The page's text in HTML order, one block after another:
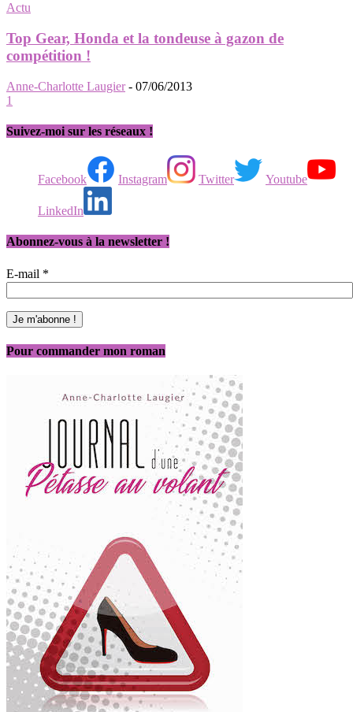
Actu
Top Gear, Honda et la tondeuse à gazon de
compétition !
Anne-Charlotte Laugier - 07/06/2013
1
Suivez-moi sur les réseaux !
Facebook Instagram Twitter Youtube
LinkedIn
Abonnez-vous à la newsletter !
E-mail *
Pour commander mon roman